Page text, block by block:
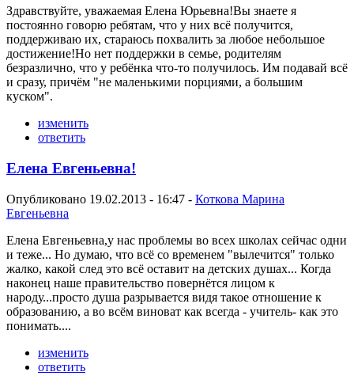
Здравствуйте, уважаемая Елена Юрьевна!Вы знаете я
постоянно говорю ребятам, что у них всё получится,
поддерживаю их, стараюсь похвалить за любое небольшое
достижение!Но нет поддержки в семье, родителям
безразлично, что у ребёнка что-то получилось. Им подавай всё
и сразу, причём "не маленькими порциями, а большим
куском".
изменить
ответить
Елена Евгеньевна!
Опубликовано 19.02.2013 - 16:47 - Коткова Марина
Евгеньевна
Елена Евгеньевна,у нас проблемы во всех школах сейчас одни
и теже... Но думаю, что всё со временем "вылечится" только
жалко, какой след это всё оставит на детских душах... Когда
наконец наше правительство повернётся лицом к
народу...просто душа разрывается видя такое отношение к
образованию, а во всём виноват как всегда - учитель- как это
понимать....
изменить
ответить